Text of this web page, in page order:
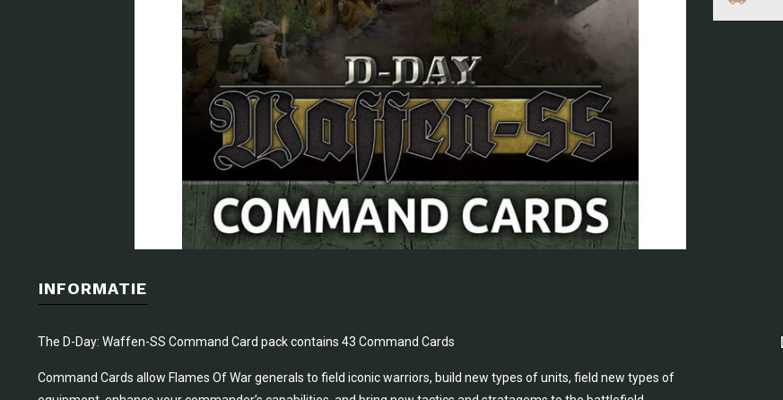
INFORMATIE
The D-Day: Waffen-SS Command Card pack contains 43 Command Cards
Command Cards allow Flames Of War generals to field iconic warriors, build new types of units, field new types of